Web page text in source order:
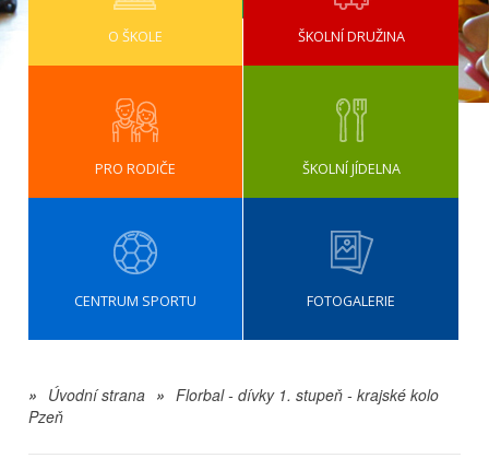
O ŠKOLE ŠKOLNÍ DRUŽINA
PRO RODIČE ŠKOLNÍ JÍDELNA
CENTRUM SPORTU FOTOGALERIE
» Úvodní strana » Florbal - dívky 1. stupeň - krajské kolo
Pzeň